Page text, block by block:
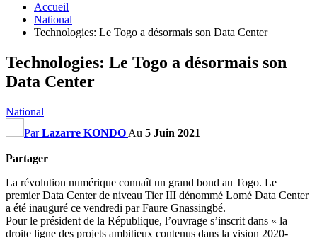
Accueil
National
Technologies: Le Togo a désormais son Data Center
Technologies: Le Togo a désormais son
Data Center
National
ParLazarre KONDO Au 5 Juin 2021
Partager
La révolution numérique connaît un grand bond au Togo. Le
premier Data Center de niveau Tier III dénommé Lomé Data Center
a été inauguré ce vendredi par Faure Gnassingbé.
Pour le président de la République, l’ouvrage s’inscrit dans « la
droite ligne des projets ambitieux contenus dans la vision 2020-